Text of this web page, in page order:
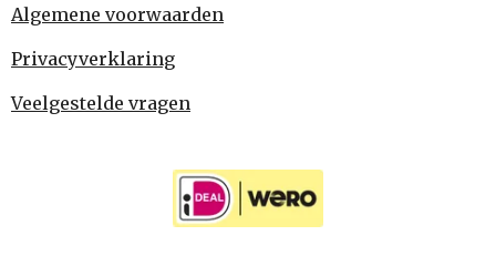
Algemene voorwaarden
Privacyverklaring
Veelgestelde vragen